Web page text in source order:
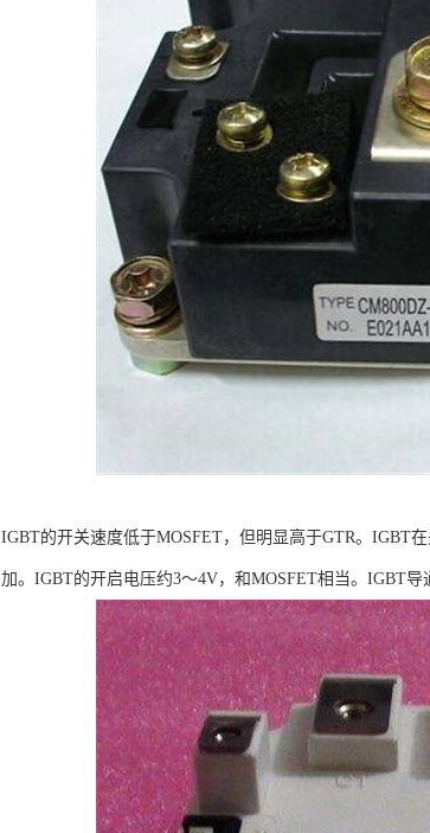
IGBT的开关速度低于MOSFET，但明显高于GTR。IGBT
加。IGBT的开启电压约3～4V，和MOSFET相当。IGBT